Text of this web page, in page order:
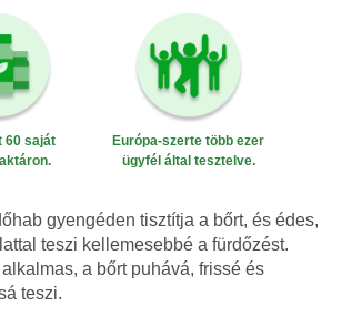
60 saját
Európa-szerte több ezer
ügyfél által tesztelve.
gyengéden tisztítja a bőrt, és édes,
teszi kellemesebbé a fürdőzést.
a bőrt puhává, frissé és
teszi.